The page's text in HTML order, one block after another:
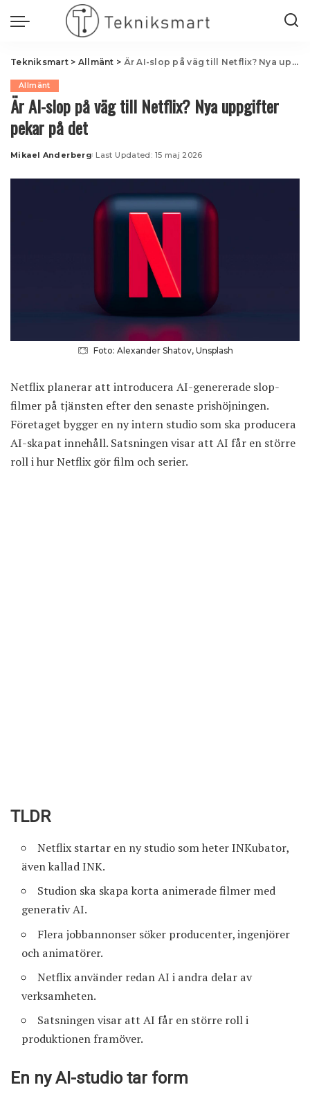
Tekniksmart> Allmänt > Är AI-slop på väg till Netflix? Nya uppgifter pekar på det
Allmänt
Är AI-slop på väg till Netflix? Nya uppgifter
pekar på det
Posted
Mikael Anderberg Last Updated: 15 maj 2026
Foto: Alexander Shatov, Unsplash
Netflix planerar att introducera AI-genererade slop-
filmer på tjänsten efter den senaste prishöjningen.
Företaget bygger en ny intern studio som ska producera
AI-skapat innehåll. Satsningen visar att AI får en större
roll i hur Netflix gör film och serier.
TLDR
Netflix startar en ny studio som heter INKubator,
även kallad INK.
Studion ska skapa korta animerade filmer med
generativ AI.
Flera jobbannonser söker producenter, ingenjörer
och animatörer.
Netflix använder redan AI i andra delar av
verksamheten.
Satsningen visar att AI får en större roll i
produktionen framöver.
En ny AI-studio tar form